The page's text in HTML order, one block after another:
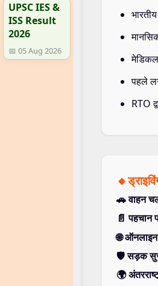
UPSC IES &
ISS Result
2026
📅 05 Aug 2026
पहले
RTO
🚗 वाहन
📄 पहचान
🌐
🛡️ सड़क
🌍